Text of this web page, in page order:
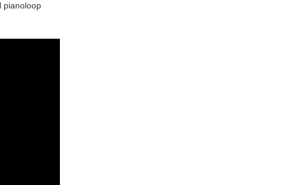
pianoloop